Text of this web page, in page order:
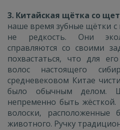
3. Китайская щётка со
наше время зубные щётки
не редкость. Они
справляются со своими
похвастаться, что для
волос настоящего
средневековом Китае
было обычным делом.
непременно быть
волоски, расположенные
животного. Ручку